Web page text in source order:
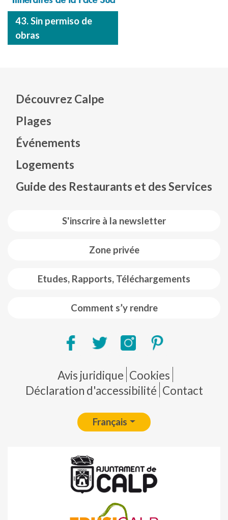
43. Sin permiso de
obras
S'inscrire à la newsletter
Zone privée
Etudes, Rapports, Téléchargements
Comment s’y rendre
Découvrez Calpe
Plages
Événements
Logements
Guide des Restaurants et des Services
Pie de página
Avis juridique Cookies
Déclaration d'accessibilité Contact
Français